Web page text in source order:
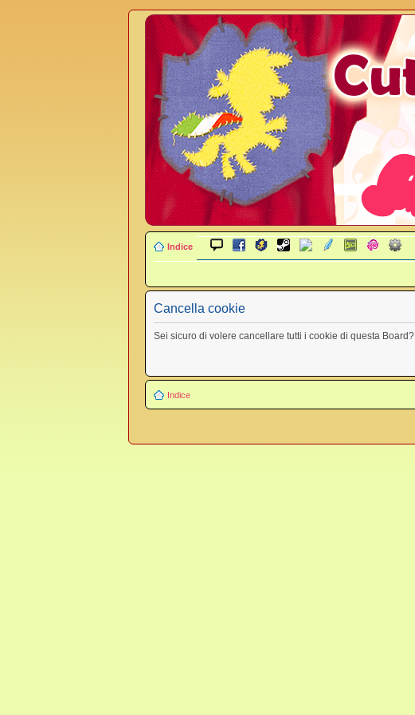
Indice
Cancella cookie
Sei sicuro di volere cancellare tutti i cookie di questa Board?
Indice